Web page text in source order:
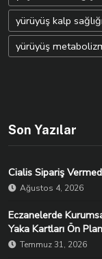
yürüyüş kalp sağlığı
yürüyüş
Son Yazılar
Cialis Sipariş
Ağustos 4, 2026
Eczanelerde
Yaka Kartları Ön
Temmuz 31, 2026